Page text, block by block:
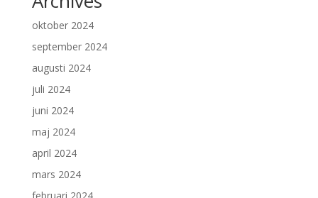
oktober 2024
september 2024
augusti 2024
juli 2024
juni 2024
maj 2024
april 2024
mars 2024